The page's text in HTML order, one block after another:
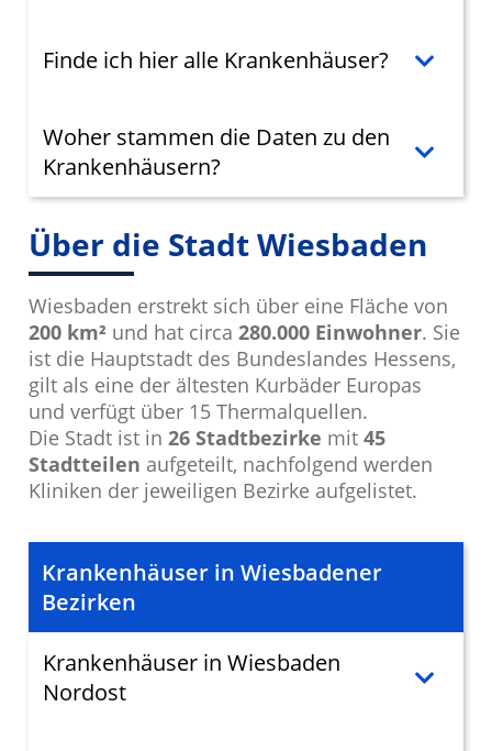
Finde ich hier alle Krankenhäuser?
Woher stammen die Daten zu den
Krankenhäusern?
Über die Stadt Wiesbaden
Wiesbaden erstrekt sich über eine Fläche von
200 km² und hat circa 280.000 Einwohner. Sie
ist die Hauptstadt des Bundeslandes Hessens,
gilt als eine der ältesten Kurbäder Europas
und verfügt über 15 Thermalquellen.
Die Stadt ist in 26 Stadtbezirke mit 45
Stadtteilen aufgeteilt, nachfolgend werden
Kliniken der jeweiligen Bezirke aufgelistet.
Krankenhäuser in Wiesbadener
Bezirken
Krankenhäuser in Wiesbaden
Nordost